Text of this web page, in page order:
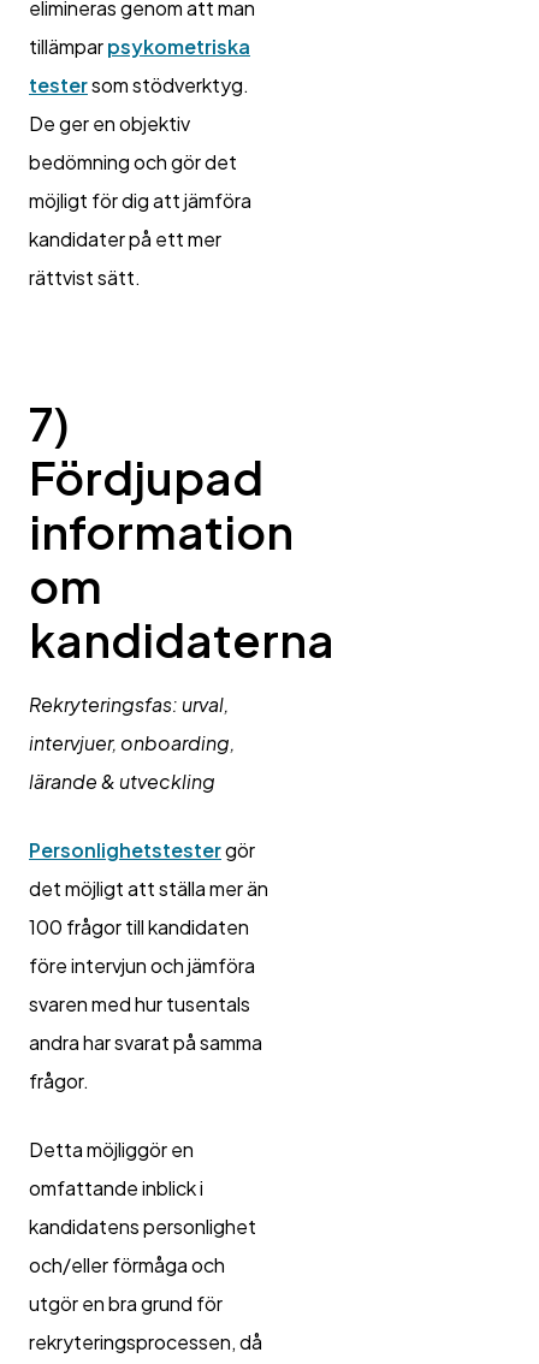
elimineras genom att man
tillämparpsykometriska
testersom stödverktyg.
De ger en objektiv
bedömning och gör det
möjligt för dig att jämföra
kandidater på ett mer
rättvist sätt.
7)
Fördjupad
information
om
kandidaterna
Rekryteringsfas: urval,
intervjuer, onboarding,
lärande & utveckling
Personlighetstestergör
det möjligt att ställa mer än
100 frågor till kandidaten
före intervjun och jämföra
svaren med hur tusentals
andra har svarat på samma
frågor.
Detta möjliggör en
omfattande inblick i
kandidatens personlighet
och/eller förmåga och
utgör en bra grund för
rekryteringsprocessen, då